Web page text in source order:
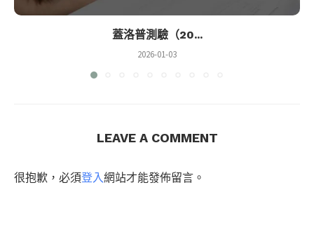
蓋洛普測驗（20...
2026-01-03
LEAVE A COMMENT
很抱歉，必須登入網站才能發佈留言。